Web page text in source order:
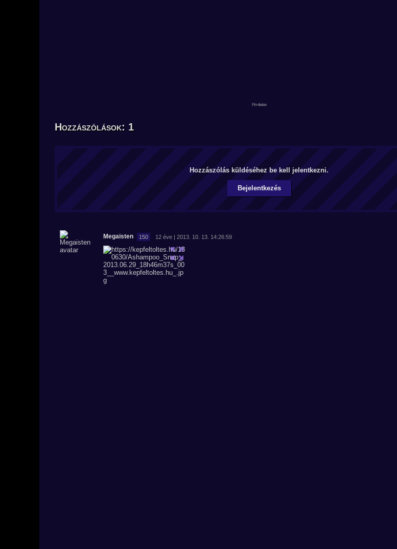
Hozzászólások: 1
Hozzászólás küldéséhez be kell jelentkezni.
Bejelentkezés
Megaisten 150 12 éve | 2013. 10. 13. 14:26:59